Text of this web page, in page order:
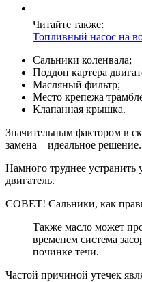
Читайте также:
Топливный насос на
Сальники коленвала;
Поддон картера
Масляный фильтр;
Место крепежа
Клапанная крышка.
Значительным фактором в
замена – идеальное решение.
Намного труднее устранить
двигатель.
СОВЕТ! Сальники, как
Также масло может
временем система
починке течи.
Частой причиной утечек